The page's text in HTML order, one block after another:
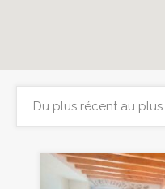
Du plus